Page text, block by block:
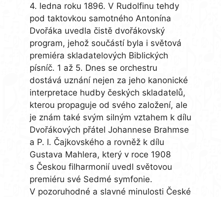
4. ledna roku 1896. V Rudolfinu tehdy
pod taktovkou samotného Antonína
Dvořáka uvedla čistě dvořákovský
program, jehož součástí byla i světová
premiéra skladatelových Biblických
písníč. 1 až 5. Dnes se orchestru
dostává uznání nejen za jeho kanonické
interpretace hudby českých skladatelů,
kterou propaguje od svého založení, ale
je znám také svým silným vztahem k dílu
Dvořákových přátel Johannese Brahmse
a P. I. Čajkovského a rovněž k dílu
Gustava Mahlera, který v roce 1908
s Českou filharmonií uvedl světovou
premiéru své Sedmé symfonie.
V pozoruhodné a slavné minulosti České